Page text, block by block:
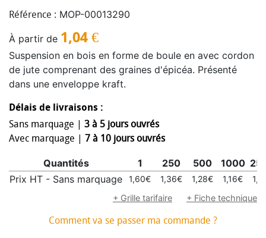
Référence : MOP-00013290
À partir de 1,04 €
Suspension en bois en forme de boule en avec cordon
de jute comprenant des graines d'épicéa. Présenté
dans une enveloppe kraft.
Délais de livraisons :
Sans marquage | 3 à 5 jours ouvrés
Avec marquage | 7 à 10 jours ouvrés
Quantités 1 250 500 1000
Prix HT - Sans marquage
1,60€ 1,36€ 1,28€ 1,16€
+ Grille tarifaire
+ Fiche technique
Comment va se passer ma commande ?